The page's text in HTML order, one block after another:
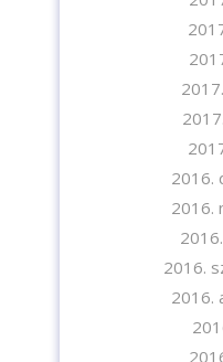
2016.
2016.
2016.
2016.